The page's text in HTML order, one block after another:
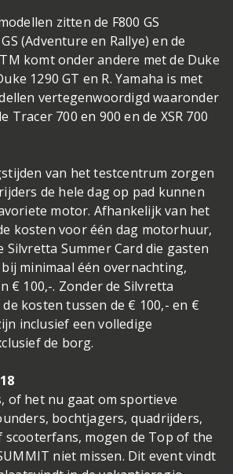
zitten de F800 GS
(Adventure en Rallye) en de
komt onder andere met de Duke
1290 GT en R. Yamaha is met
vertegenwoordigd waaronder
Tracer 700 en 900 en de XSR 700
van het testcentrum zorgen
de hele dag op pad kunnen
motor. Afhankelijk van het
kosten voor één dag motorhuur,
Silvretta Summer Card die gasten
minimaal één overnachting,
€ 100,-. Zonder de Silvretta
kosten tussen de € 100,- en €
inclusief een volledige
de borg.
of het nu gaat om sportieve
bochtjagers, quadrijders,
scooterfans, mogen de Top of the
niet missen. Dit event vindt